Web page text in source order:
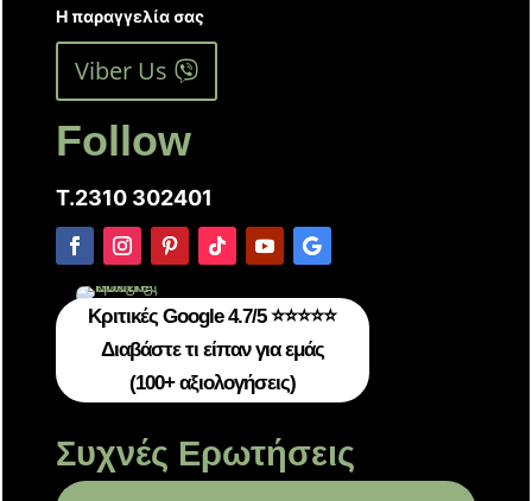
Η παραγγελία σας
Viber Us
Follow
T.2310 302401
Κριτικές Google 4.7/5 ⭐⭐⭐⭐⭐
Διαβάστε τι είπαν για εμάς
(100+ αξιολογήσεις)
Συχνές Ερωτήσεις